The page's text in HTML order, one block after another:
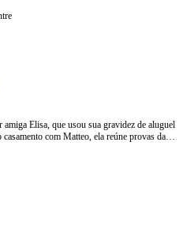
Elisa, que usou sua gravidez de aluguel
com Matteo, ela reúne provas da
expõem Elisa, levando todos a um